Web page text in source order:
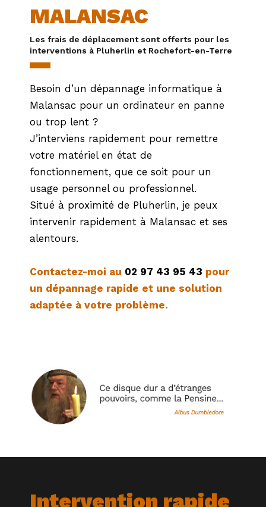
MALANSAC
Les frais de déplacement sont offerts pour les
interventions à Pluherlin et Rochefort-en-Terre
Besoin d’un dépannage informatique à
Malansac pour un ordinateur en panne
ou trop lent ?
J’interviens rapidement pour remettre
votre matériel en état de
fonctionnement, que ce soit pour un
usage personnel ou professionnel.
Situé à proximité de Pluherlin, je peux
intervenir rapidement à Malansac et ses
alentours.
Contactez-moi au 02 97 43 95 43 pour
un dépannage rapide et une solution
adaptée à votre problème.
Intervention rapide